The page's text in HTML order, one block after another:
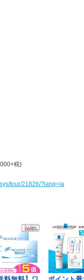
税)
tour/21826/?lang=ja